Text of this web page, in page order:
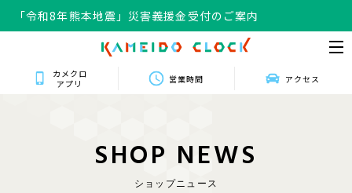
「令和8年熊本地震」災害義援金受付のご案内
カメクロ
アプリ
営業時間 アクセス
SHOP NEWS
ショップニュース